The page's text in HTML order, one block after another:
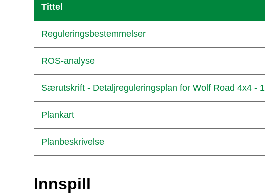
Tittel
Reguleringsbestemmelser
ROS-analyse
Særutskrift - Detaljreguleringsplan for Wolf Road 4x4 - 1
Plankart
Planbeskrivelse
Innspill